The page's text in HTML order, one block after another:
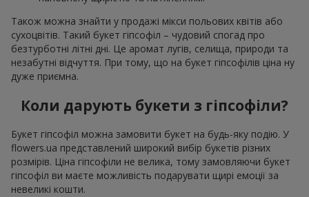
Також можна знайти у продажі мікси польових квітів або
сухоцвітів. Такий букет гіпсофіл – чудовий спогад про
безтурботні літні дні. Це аромат лугів, селища, природи та
незабутні відчуття. При тому, що на букет гіпсофілів ціна ну
дуже приємна.
Коли дарують букети з гіпсофіли?
Букет гіпсофіл можна замовити букет на будь-яку подію. У
flowers.ua представлений широкий вибір букетів різних
розмірів. Ціна гіпсофіли не велика, тому замовляючи букет
гіпсофіл ви маєте можливість подарувати щирі емоції за
невеликі кошти.